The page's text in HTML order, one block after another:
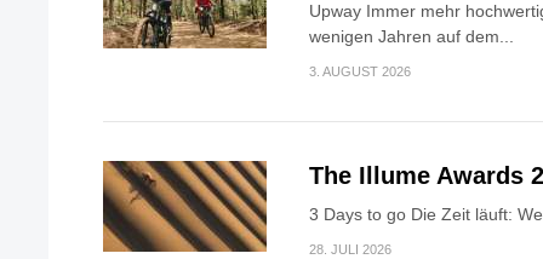
Upway Immer mehr
wenigen Jahren auf dem...
3. AUGUST 2026
The Illume Awards
3 Days to go Die Zeit läuft:
28. JULI 2026